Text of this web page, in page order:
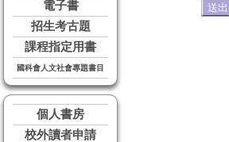
電子書
招生考古題
課程指定用書
國科會人文社會專題書目
個人書房
校外讀者申請